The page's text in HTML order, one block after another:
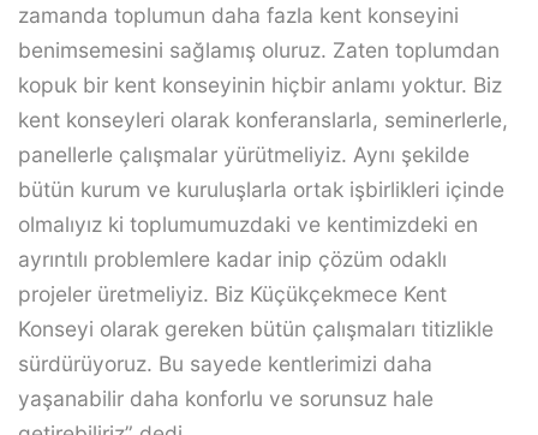
zamanda toplumun daha fazla kent konseyini
benimsemesini sağlamış oluruz. Zaten toplumdan
kopuk bir kent konseyinin hiçbir anlamı yoktur. Biz
kent konseyleri olarak konferanslarla, seminerlerle,
panellerle çalışmalar yürütmeliyiz. Aynı şekilde
bütün kurum ve kuruluşlarla ortak işbirlikleri içinde
olmalıyız ki toplumumuzdaki ve kentimizdeki en
ayrıntılı problemlere kadar inip çözüm odaklı
projeler üretmeliyiz. Biz Küçükçekmece Kent
Konseyi olarak gereken bütün çalışmaları titizlikle
sürdürüyoruz. Bu sayede kentlerimizi daha
yaşanabilir daha konforlu ve sorunsuz hale